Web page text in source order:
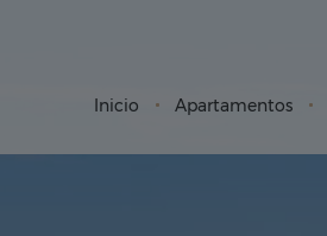
Inicio Apartamentos